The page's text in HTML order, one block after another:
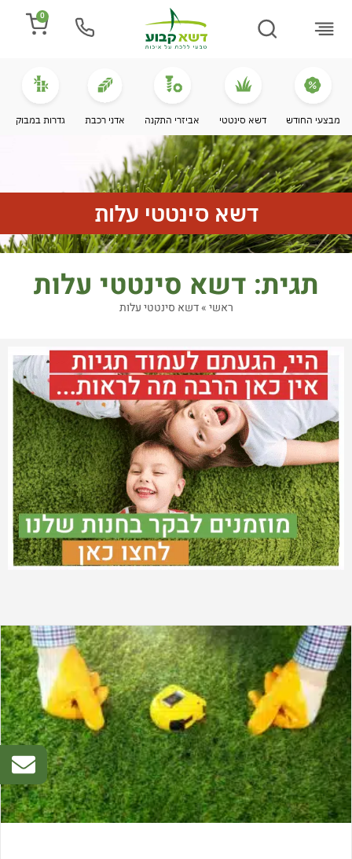
0
מבצעי החודש דשא סינטטי אביזרי התקנה אדני רכבת גדרות במבוק
דשא סינטטי עלות
תגית: דשא סינטטי עלות
ראשי»דשא סינטטי עלות